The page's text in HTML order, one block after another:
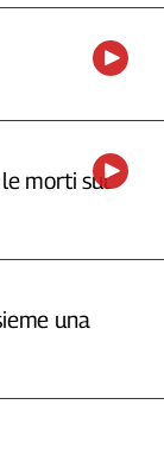
morti sul
una